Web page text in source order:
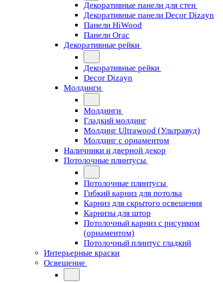
Декоративные панели для стен
Декоративные панели Decor Dizayn
Панели HiWood
Панели Orac
Декоративные рейки
Декоративные рейки
Decor Dizayn
Молдинги
Молдинги
Гладкий молдинг
Молдинг Ultrawood (Ультравуд)
Молдинг с орнаментом
Наличники и дверной декор
Потолочные плинтусы
Потолочные плинтусы
Гибкий карниз для потолка
Карниз для скрытого освещения
Карнизы для штор
Потолочный карниз с рисунком
(орнаментом)
Потолочный плинтус гладкий
Интерьерные краски
Освещение